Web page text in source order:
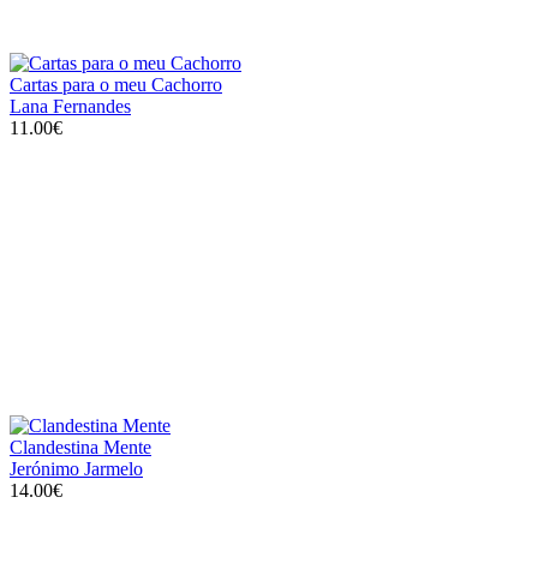
Cartas para o meu Cachorro
Lana Fernandes
11.00€
Clandestina Mente
Jerónimo Jarmelo
14.00€